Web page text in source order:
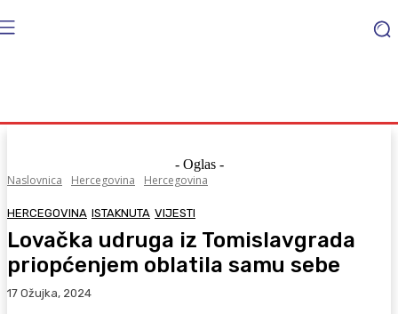
- Oglas -
Naslovnica
Hercegovina Hercegovina
HERCEGOVINA ISTAKNUTA VIJESTI
Lovačka udruga iz Tomislavgrada
priopćenjem oblatila samu sebe
17 Ožujka, 2024